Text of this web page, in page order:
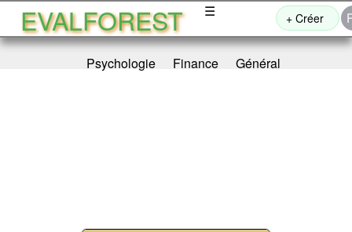
EVALFOREST ☰ + Créer
Psychologie Finance Général